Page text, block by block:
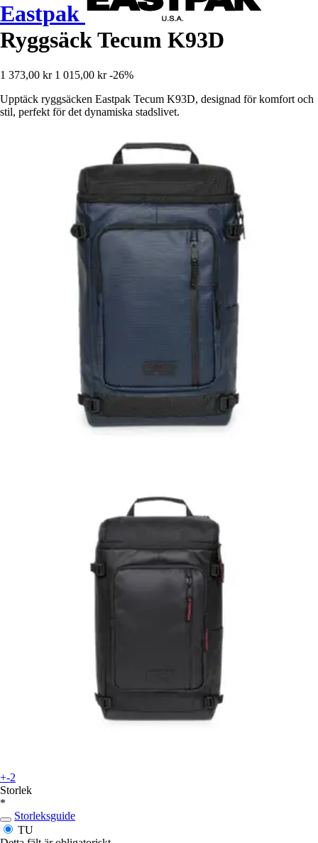
Eastpak
Ryggsäck Tecum K93D
1 373,00 kr 1 015,00 kr -26%
Upptäck ryggsäcken Eastpak Tecum K93D, designad för komfort och
stil, perfekt för det dynamiska stadslivet.
+-2
Storlek
*
Storleksguide
TU